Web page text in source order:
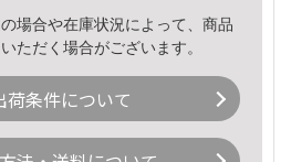
場合や在庫状況によって、商品
ただく場合がございます。
荷条件について